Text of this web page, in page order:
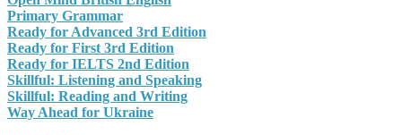
Primary Grammar
Ready for Advanced 3rd Edition
Ready for First 3rd Edition
Ready for IELTS 2nd Edition
Skillful: Listening and Speaking
Skillful: Reading and Writing
Way Ahead for Ukraine